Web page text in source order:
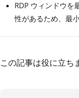
RDP ウィンドウを
性があるため、最
この記事は役に立ち